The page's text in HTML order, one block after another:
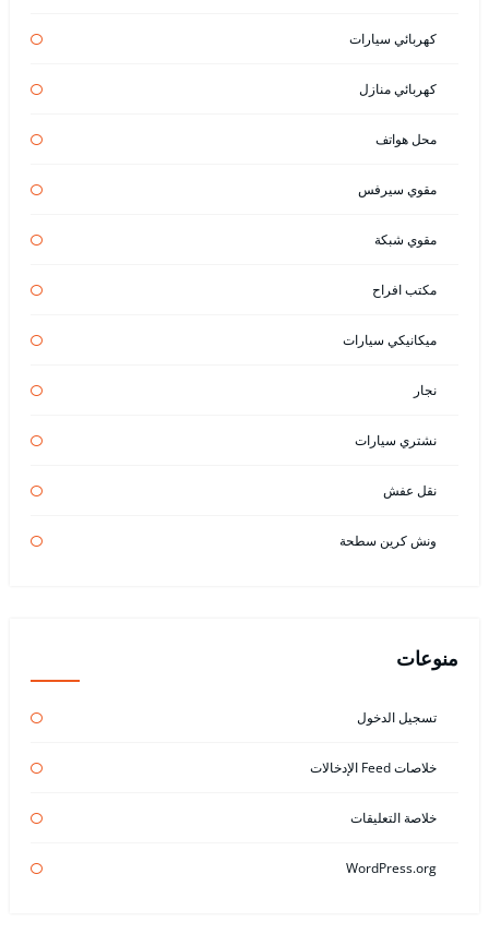
كهربائي سيارات
كهربائي منازل
محل هواتف
مقوي سيرفس
مقوي شبكة
مكتب افراح
ميكانيكي سيارات
نجار
نشتري سيارات
نقل عفش
ونش كرين سطحة
منوعات
تسجيل الدخول
خلاصات Feed الإدخالات
خلاصة التعليقات
WordPress.org